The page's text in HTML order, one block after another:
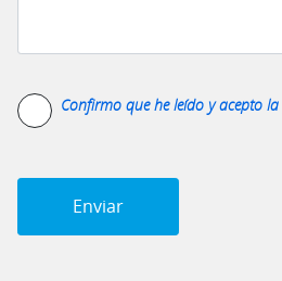
Confirmo que he leído y acepto la